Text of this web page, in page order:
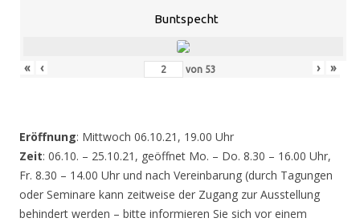
Buntspecht
« ‹ von 53 › »
Eröffnung: Mittwoch 06.10.21, 19.00 Uhr
Zeit: 06.10. – 25.10.21, geöffnet Mo. – Do. 8.30 – 16.00 Uhr,
Fr. 8.30 – 14.00 Uhr und nach Vereinbarung (durch Tagungen
oder Seminare kann zeitweise der Zugang zur Ausstellung
behindert werden – bitte informieren Sie sich vor einem